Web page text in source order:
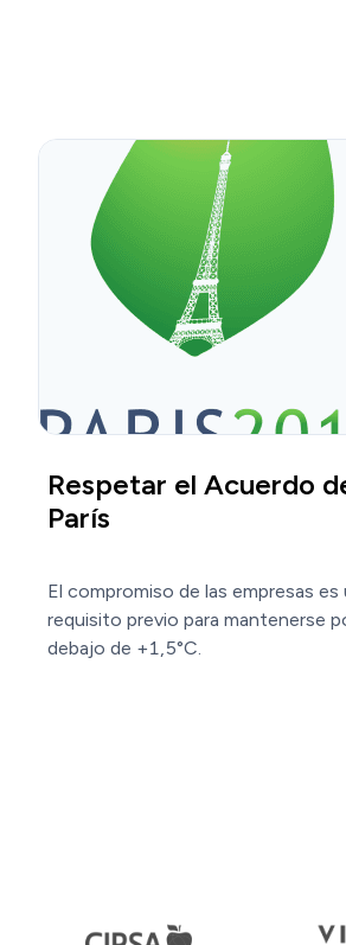
Respetar el Acuerdo
París
El compromiso de las empresas es
requisito previo para mantenerse
debajo de +1,5°C.